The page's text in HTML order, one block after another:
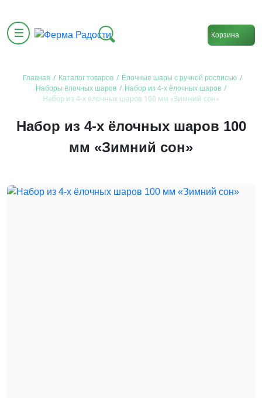
Корзина
Главная / Каталог товаров / Ёлочные шары с ручной росписью /
Наборы ёлочных шаров / Набор из 4-х ёлочных шаров /
Набор из 4-х ёлочных шаров 100 мм «Зимний сон»
Набор из 4-х ёлочных шаров 100
мм «Зимний сон»